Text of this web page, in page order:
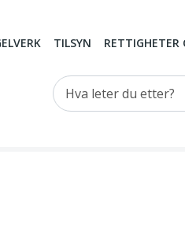
TILSYN RETTIGHETER
Hva leter du etter?